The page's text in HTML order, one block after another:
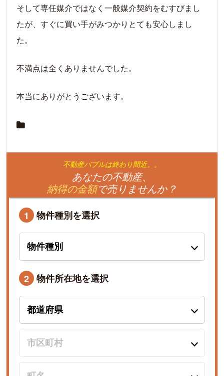
そして専任媒介ではなく一般媒介契約をむすびまし
たが、すぐに買い手がみつかりとても安心しまし
た。
不満点は全くありませんでした。
本当にありがとうございます。
不動産バブルは終わり間近。。
あなたの不動産、
納得の金額で売りませんか？
1 物件種別を選択
2 物件所在地を選択